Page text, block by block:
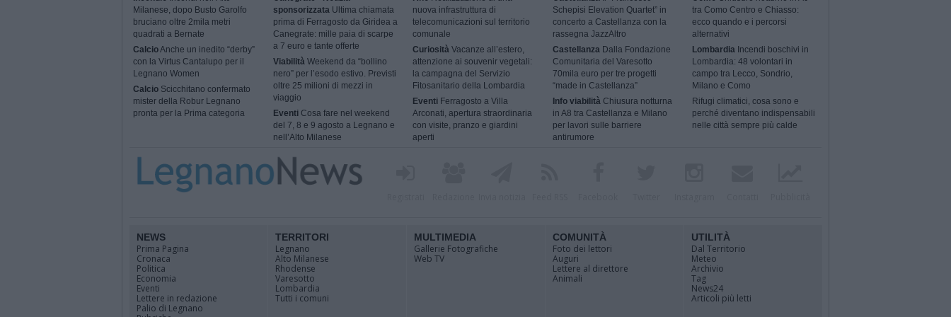
Milanese, dopo Busto Garolfo
bruciano oltre 2mila metri
quadrati a Bernate
CalcioAnche un inedito “derby”
con la Virtus Cantalupo per il
Legnano Women
Calcio Scicchitano confermato
mister della Robur Legnano
pronta per la Prima categoria
sponsorizzataUltima chiamata
prima di Ferragosto da Giridea a
Canegrate: mille paia di scarpe
a 7 euro e tante offerte
ViabilitàWeekend da “bollino
nero” per l’esodo estivo. Previsti
oltre 25 milioni di mezzi in
viaggio
EventiCosa fare nel weekend
del 7, 8 e 9 agosto a Legnano e
nell’Alto Milanese
nuova infrastruttura di
telecomunicazioni sul territorio
comunale
Curiosità Vacanze all’estero,
attenzione ai souvenir vegetali:
la campagna del Servizio
Fitosanitario della Lombardia
Eventi Ferragosto a Villa
Arconati, apertura straordinaria
con visite, pranzo e giardini
aperti
Schepisi Elevation Quartet” in
concerto a Castellanza con la
rassegna JazzAltro
CastellanzaDalla Fondazione
Comunitaria del Varesotto
70mila euro per tre progetti
“made in Castellanza”
Info viabilitàChiusura notturna
in A8 tra Castellanza e Milano
per lavori sulle barriere
antirumore
tra Como Centro e Chiasso:
ecco quando e i percorsi
alternativi
Lombardia Incendi boschivi in
Lombardia: 48 volontari in
campo tra Lecco, Sondrio,
Milano e Como
Rifugi climatici, cosa sono e
perché diventano indispensabili
nelle città sempre più calde
NEWS
Prima Pagina
Cronaca
Politica
Economia
Eventi
Lettere in redazione
Palio di Legnano
TERRITORI
Legnano
Alto Milanese
Rhodense
Varesotto
Lombardia
Tutti i comuni
MULTIMEDIA
Gallerie Fotografiche
Web TV
COMUNITÀ
Foto dei lettori
Auguri
Lettere al direttore
Animali
UTILITÀ
Dal Territorio
Meteo
Archivio
Tag
News24
Articoli più letti